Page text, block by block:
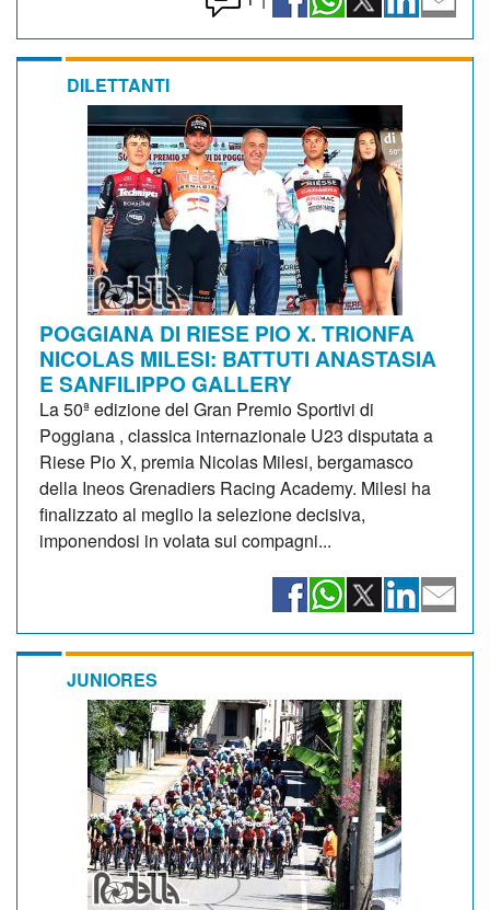
DILETTANTI
POGGIANA DI RIESE PIO X. TRIONFA
NICOLAS MILESI: BATTUTI ANASTASIA
E SANFILIPPO GALLERY
La 50ª edizione del Gran Premio Sportivi di
Poggiana , classica internazionale U23 disputata a
Riese Pio X, premia Nicolas Milesi, bergamasco
della Ineos Grenadiers Racing Academy. Milesi ha
finalizzato al meglio la selezione decisiva,
imponendosi in volata sui compagni...
JUNIORES